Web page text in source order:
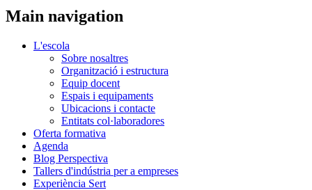
Main navigation
L'escola
Sobre nosaltres
Organització i estructura
Equip docent
Espais i equipaments
Ubicacions i contacte
Entitats col·laboradores
Oferta formativa
Agenda
Blog Perspectiva
Tallers d'indústria per a empreses
Experiència Sert